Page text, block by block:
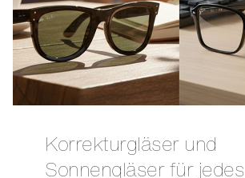
Korrekturgläser und
Sonnengläser für jedes